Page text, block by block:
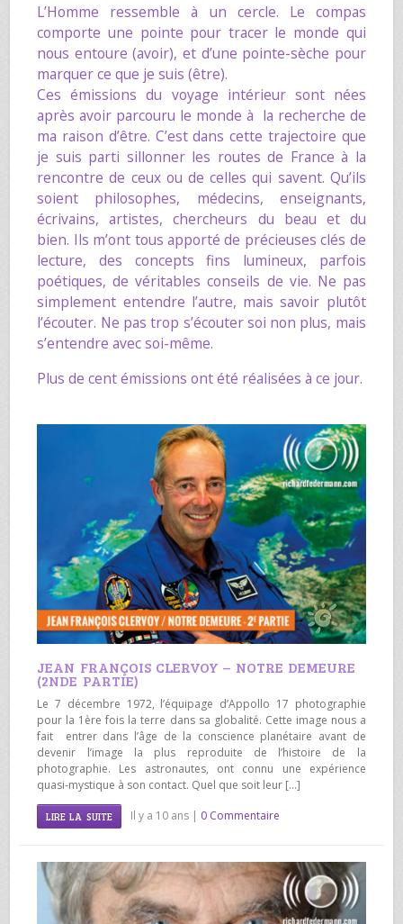
L’Homme ressemble à un cercle. Le compas
comporte une pointe pour tracer le monde qui
nous entoure (avoir), et d’une pointe-sèche pour
marquer ce que je suis (être).
Ces émissions du voyage intérieur sont nées
après avoir parcouru le monde à la recherche de
ma raison d’être. C’est dans cette trajectoire que
je suis parti sillonner les routes de France à la
rencontre de ceux ou de celles qui savent. Qu’ils
soient philosophes, médecins, enseignants,
écrivains, artistes, chercheurs du beau et du
bien. Ils m’ont tous apporté de précieuses clés de
lecture, des concepts fins lumineux, parfois
poétiques, de véritables conseils de vie. Ne pas
simplement entendre l’autre, mais savoir plutôt
l’écouter. Ne pas trop s’écouter soi non plus, mais
s’entendre avec soi-même.
Plus de cent émissions ont été réalisées à ce jour.
JEAN FRANÇOIS CLERVOY – NOTRE DEMEURE
(2NDE PARTIE)
Le 7 décembre 1972, l’équipage d’Appollo 17 photographie
pour la 1ère fois la terre dans sa globalité. Cette image nous a
fait entrer dans l’âge de la conscience planétaire avant de
devenir l’image la plus reproduite de l’histoire de la
photographie. Les astronautes, ont connu une expérience
quasi-mystique à son contact. Quel que soit leur […]
LIRE LA SUITE Il y a 10 ans | 0 Commentaire